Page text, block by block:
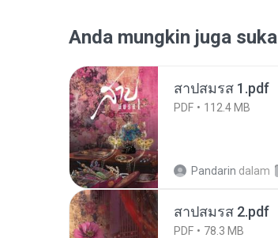
Anda mungkin juga suka
สาปสมรส 1.pdf
PDF 112.4 MB
Pandarin dalam
สาปสมรส 2.pdf
PDF 78.3 MB